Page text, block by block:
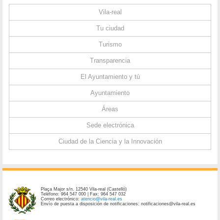
Vila-real
Tu ciudad
Turismo
Transparencia
El Ayuntamiento y tú
Ayuntamiento
Áreas
Sede electrónica
Ciudad de la Ciencia y la Innovación
Plaça Major s/n. 12540 Vila-real (Castelló)
Teléfono: 964 547 000 | Fax: 964 547 032
Correo electrónico:atencio@vila-real.es
Envío de puesta a disposición de notificaciones: notificaciones@vila-real.es